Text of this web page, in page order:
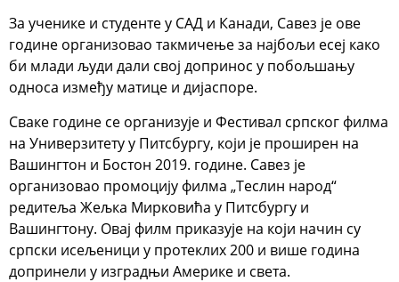
За ученике и студенте у САД и Канади, Савез је ове
године организовао такмичење за најбољи есеј како
би млади људи дали свој допринос у побољшању
односа између матице и дијаспоре.
Сваке године се организује и Фестивал српског филма
на Универзитету у Питсбургу, који је проширен на
Вашингтон и Бостон 2019. године. Савез је
организовао промоцију филма „Теслин народ“
редитеља Жељка Мирковића у Питсбургу и
Вашингтону. Овај филм приказује на који начин су
српски исељеници у протеклих 200 и више година
допринели у изградњи Америке и света.